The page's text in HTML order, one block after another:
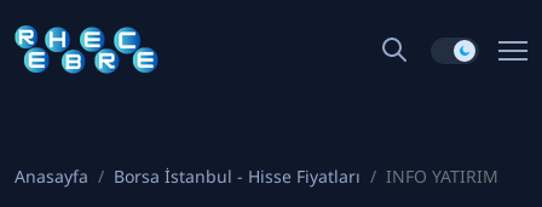
Anasayfa Borsa İstanbul - Hisse Fiyatları INFO YATIRIM